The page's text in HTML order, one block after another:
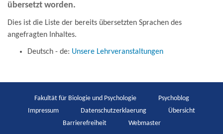
übersetzt worden.
Dies ist die Liste der bereits übersetzten Sprachen des
angefragten Inhaltes.
Deutsch - de: Unsere Lehrveranstaltungen
Fakultät für Biologie und Psychologie
Psychoblog
Impressum
Datenschutzerklaerung
Übersicht
Barrierefreiheit
Webmaster